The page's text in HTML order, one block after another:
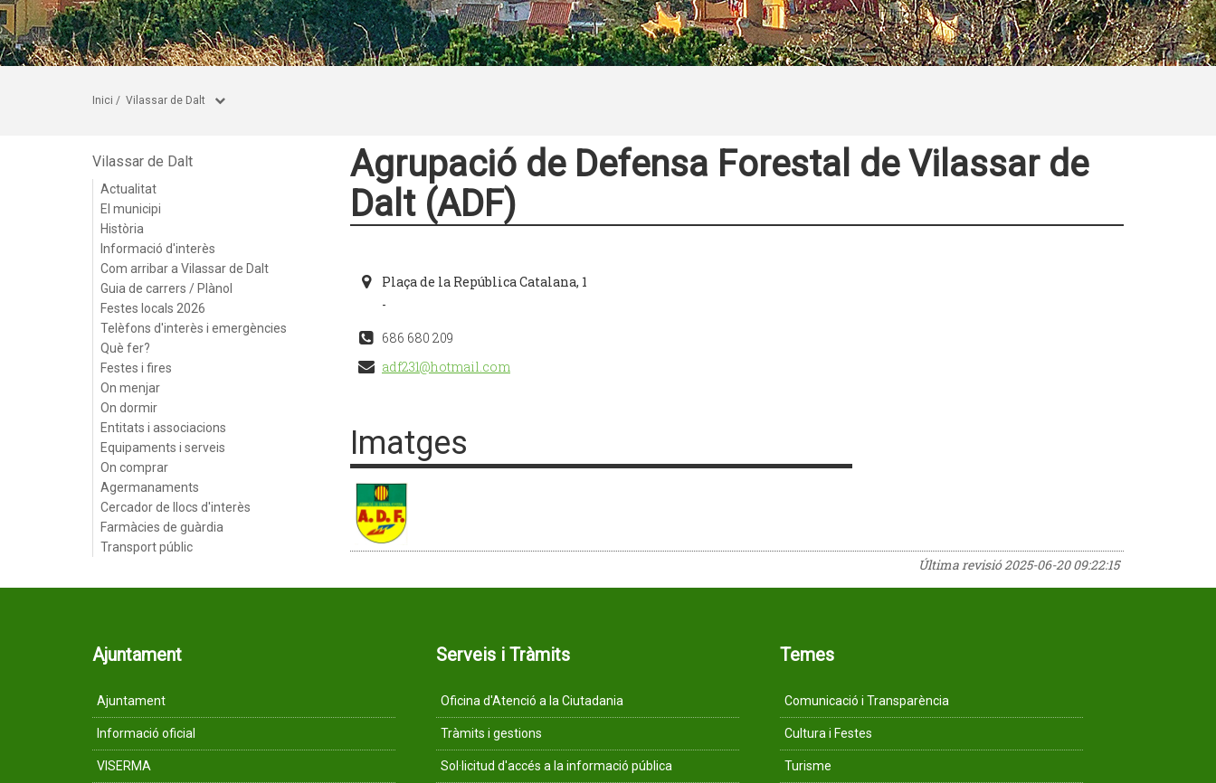
Inici / Vilassar de Dalt
Vilassar de Dalt
Actualitat
El municipi
Història
Informació d'interès
Com arribar a Vilassar de Dalt
Guia de carrers / Plànol
Festes locals 2026
Telèfons d'interès i emergències
Què fer?
Festes i fires
On menjar
On dormir
Entitats i associacions
Equipaments i serveis
On comprar
Agermanaments
Cercador de llocs d'interès
Farmàcies de guàrdia
Transport públic
Agrupació de Defensa Forestal de Vilassar de
Dalt (ADF)
Plaça de la República Catalana, 1
-
686 680 209
adf231@hotmail.com
Imatges
Última revisió2025-06-20 09:22:15
Ajuntament
Ajuntament
Informació oficial
VISERMA
Serveis i Tràmits
Oficina d'Atenció a la Ciutadania
Tràmits i gestions
Sol·licitud d'accés a la informació pública
Temes
Comunicació i Transparència
Cultura i Festes
Turisme